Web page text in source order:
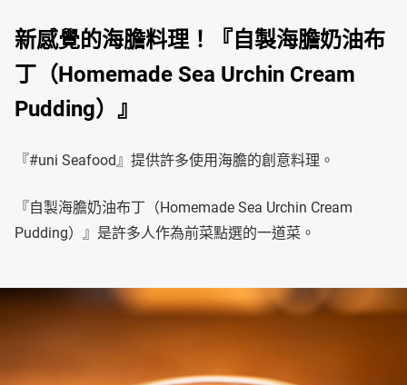
新感覺的海膽料理！『自製海膽奶油布
丁（Homemade Sea Urchin Cream
Pudding）』
『#uni Seafood』提供許多使用海膽的創意料理。
『自製海膽奶油布丁（Homemade Sea Urchin Cream
Pudding）』是許多人作為前菜點選的一道菜。